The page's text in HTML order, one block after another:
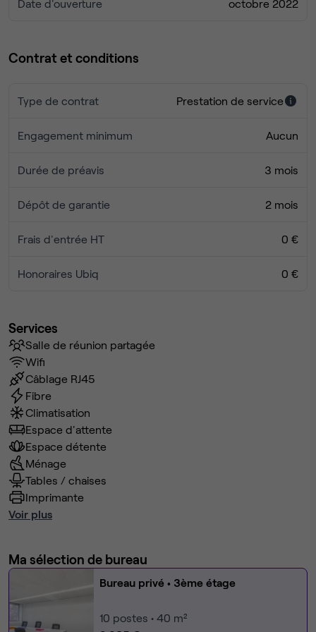
Date d'ouverture octobre 2022
Contrat et conditions
Type de contrat Prestation de service
Engagement minimum Aucun
Durée de préavis 3 mois
Dépôt de garantie 2 mois
Frais d'entrée HT 0 €
Honoraires Ubiq 0 €
Services
Salle de réunion partagée
Wifi
Câblage RJ45
Fibre
Climatisation
Espace d'attente
Espace détente
Ménage
Tables / chaises
Imprimante
Voir plus
Ma sélection de bureau
Bureau privé • 3ème étage
10 postes • 40 m²